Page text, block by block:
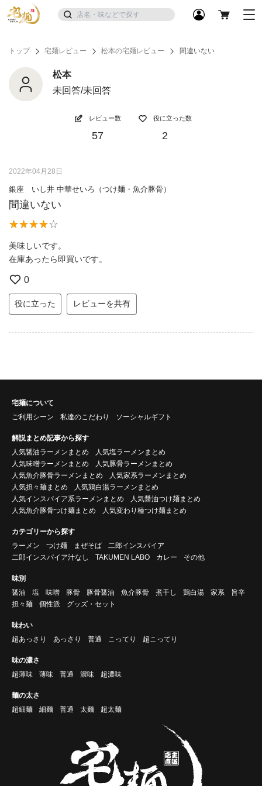
トップ 宅麺レビュー 松本の宅麺レビュー 間違いない
松本
未回答/未回答
レビュー数
57
役に立った数
2
2022年04月28日
銀座 いし井 中華せいろ（つけ麺・魚介豚骨）
間違いない
美味しいです。
在庫あったら即買いです。
0
役に立った レビューを共有
宅麺について
ご利用シーン
私達のこだわり ソーシャルギフト
解説まとめ記事から探す
人気醤油ラーメンまとめ
人気塩ラーメンまとめ
人気味噌ラーメンまとめ
人気豚骨ラーメンまとめ
人気魚介豚骨ラーメンまとめ
人気家系ラーメンまとめ
人気担々麺まとめ
人気鶏白湯ラーメンまとめ
人気インスパイア系ラーメンまとめ
人気醤油つけ麺まとめ
人気魚介豚骨つけ麺まとめ
人気変わり種つけ麺まとめ
カテゴリーから探す
ラーメン
つけ麺 まぜそば
二郎インスパイア
二郎インスパイア汁なし
TAKUMEN LABO カレー その他
味別
醤油
塩 味噌 豚骨 豚骨醤油 魚介豚骨 煮干し 鶏白湯 家系
旨辛
担々麺
個性派 グッズ・セット
味わい
超あっさり
あっさり 普通 こってり 超こってり
味の濃さ
超薄味
薄味 普通 濃味 超濃味
麺の太さ
超細麺
細麺 普通 太麺 超太麺